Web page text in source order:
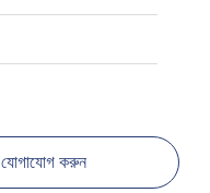
যোগাযোগ করুন